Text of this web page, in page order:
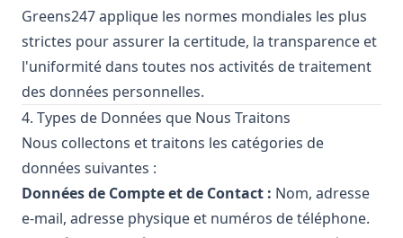
Greens247 applique les normes mondiales les plus
strictes pour assurer la certitude, la transparence et
l'uniformité dans toutes nos activités de traitement
des données personnelles.
4. Types de Données que Nous Traitons
Nous collectons et traitons les catégories de
données suivantes :
Données de Compte et de Contact : Nom, adresse
e-mail, adresse physique et numéros de téléphone.